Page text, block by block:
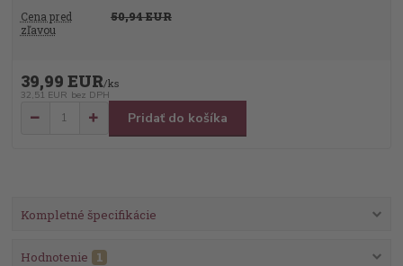
Cena pred
zľavou
50,94 EUR
39,99 EUR/ks
32,51 EUR bez DPH
Pridať do košíka
Kompletné špecifikácie
Hodnotenie 1